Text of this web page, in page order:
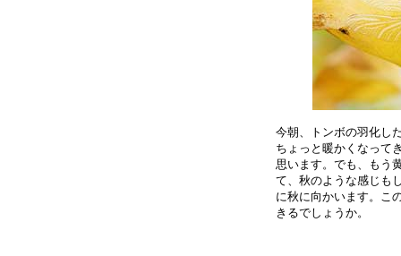
今朝、トンボの羽化し
ちょっと暖かくなって
思います。でも、もう
て、秋のような感じも
に秋に向かいます。こ